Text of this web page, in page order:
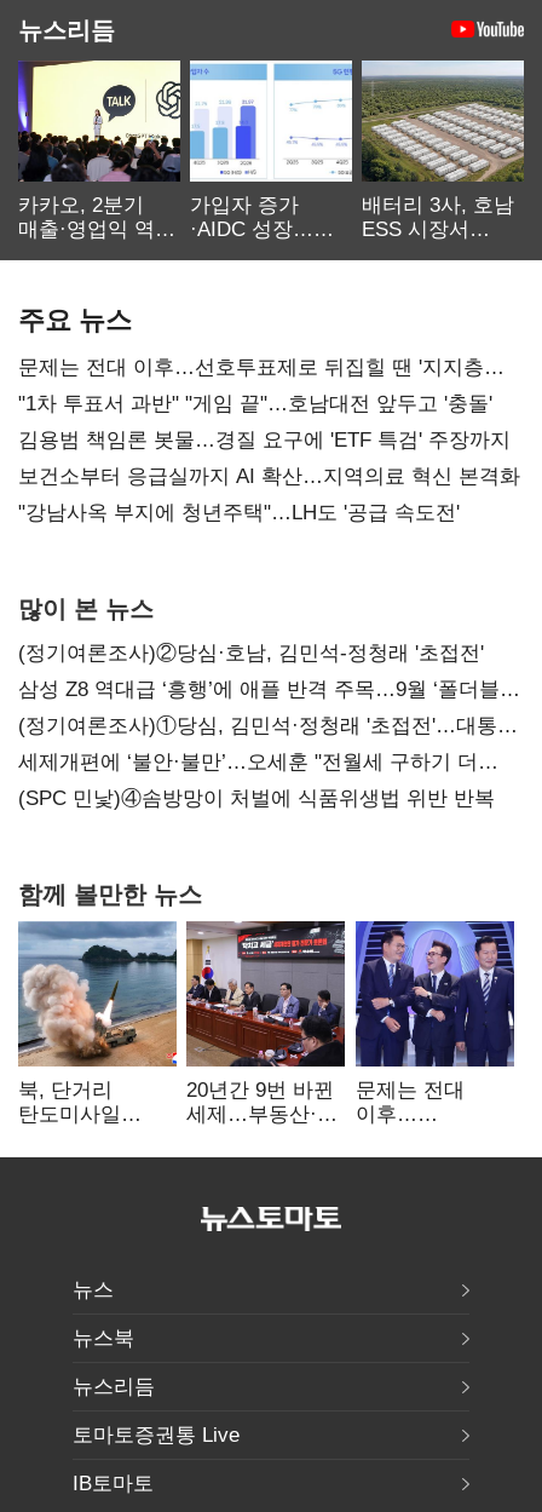
뉴스리듬
카카오, 2분기
매출·영업익 역대
가입자 증가
·AIDC 성장…
배터리 3사, 호남
ESS 시장서
주요 뉴스
문제는 전대 이후…선호투표제로 뒤집힐 땐 '지지층
불복'
"1차 투표서 과반" "게임 끝"…호남대전 앞두고 '충돌'
김용범 책임론 봇물…경질 요구에 'ETF 특검' 주장까지
보건소부터 응급실까지 AI 확산…지역의료 혁신 본격화
"강남사옥 부지에 청년주택"…LH도 '공급 속도전'
많이 본 뉴스
(정기여론조사)②당심·호남, 김민석-정청래 '초접전'
삼성 Z8 역대급 ‘흥행’에 애플 반격 주목…9월 ‘폴더블
대전’
(정기여론조사)①당심, 김민석·정청래 '초접전'…대통령
지지도 '50% 아래로'(종합)
세제개편에 ‘불안·불만’…오세훈 "전월세 구하기 더
힘들어질 것"
(SPC 민낯)④솜방망이 처벌에 식품위생법 위반 반복
함께 볼만한 뉴스
북, 단거리
탄도미사일
"즉각 중단 촉구"
20년간 9번 바뀐
세제…부동산·
건드렸다
문제는 전대
이후…
뒤집힐 땐
뉴스
뉴스북
뉴스리듬
토마토증권통 Live
IB토마토